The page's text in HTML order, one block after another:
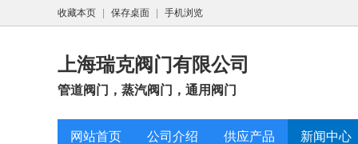
收藏本页 保存桌面 手机浏览
上海瑞克阀门有限公司
管道阀门，蒸汽阀门，通用阀门
网站首页 公司介绍 供应产品 新闻中心